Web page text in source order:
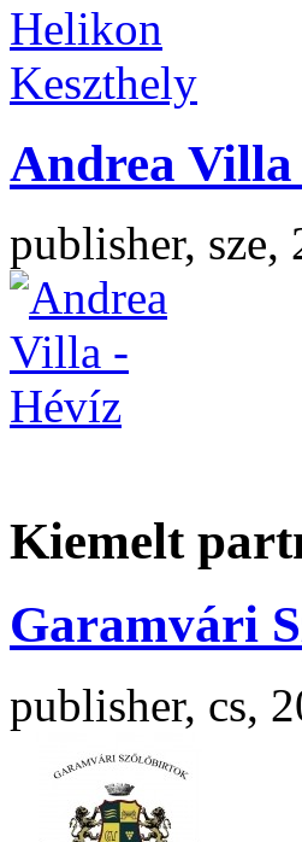
Andrea Villa
publisher,
Kiemelt
Garamvári
publisher, cs,